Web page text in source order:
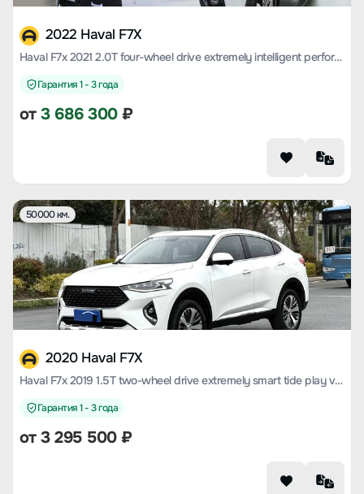
2022 Haval F7X
Haval F7x 2021 2.0T four-wheel drive extremely intelligent performance version
Гарантия 1 - 3 года
от3 686 300₽
50000 км.
2020 Haval F7X
Haval F7x 2019 1.5T two-wheel drive extremely smart tide play version
Гарантия 1 - 3 года
от3 295 500₽